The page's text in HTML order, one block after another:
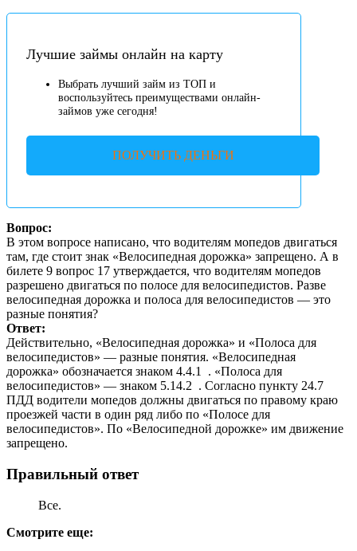
Лучшие займы онлайн на карту
Выбрать лучший займ из ТОП и
воспользуйтесь преимуществами онлайн-
займов уже сегодня!
ПОЛУЧИТЬ ДЕНЬГИ
Вопрос:
В этом вопросе написано, что водителям мопедов двигаться
там, где стоит знак «Велосипедная дорожка» запрещено. А в
билете 9 вопрос 17 утверждается, что водителям мопедов
разрешено двигаться по полосе для велосипедистов. Разве
велосипедная дорожка и полоса для велосипедистов — это
разные понятия?
Ответ:
Действительно, «Велосипедная дорожка» и «Полоса для
велосипедистов» — разные понятия. «Велосипедная
дорожка» обозначается знаком 4.4.1
. «Полоса для
велосипедистов» — знаком 5.14.2 . Согласно пункту 24.7
ПДД водители мопедов должны двигаться по правому краю
проезжей части в один ряд либо по «Полосе для
велосипедистов». По «Велосипедной дорожке» им движение
запрещено.
Правильный ответ
Все.
Смотрите еще: